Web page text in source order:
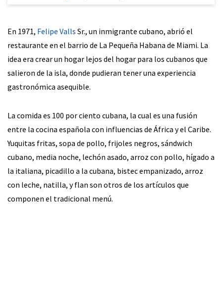
En 1971, Felipe Valls Sr., un inmigrante cubano, abrió el
restaurante en el barrio de La Pequeña Habana de Miami. La
idea era crear un hogar lejos del hogar para los cubanos que
salieron de la isla, donde pudieran tener una experiencia
gastronómica asequible.
La comida es 100 por ciento cubana, la cual es una fusión
entre la cocina española con influencias de África y el Caribe.
Yuquitas fritas, sopa de pollo, frijoles negros, sándwich
cubano, media noche, lechón asado, arroz con pollo, hígado a
la italiana, picadillo a la cubana, bistec empanizado, arroz
con leche, natilla, y flan son otros de los artículos que
componen el tradicional menú.